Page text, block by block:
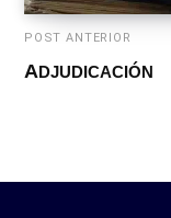
POST ANTERIOR
ADJUDICACIÓN